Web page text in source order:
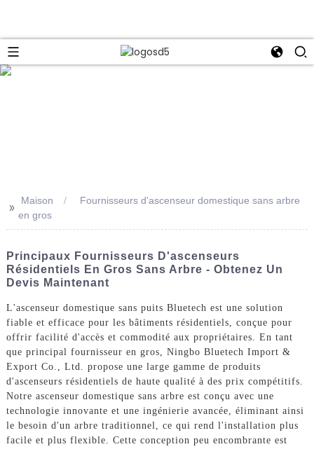
>> Maison
Fournisseurs d'ascenseur domestique sans arbre
en gros
Principaux Fournisseurs D'ascenseurs
Résidentiels En Gros Sans Arbre - Obtenez Un
Devis Maintenant
L'ascenseur domestique sans puits Bluetech est une solution
fiable et efficace pour les bâtiments résidentiels, conçue pour
offrir facilité d'accès et commodité aux propriétaires. En tant
que principal fournisseur en gros, Ningbo Bluetech Import &
Export Co., Ltd. propose une large gamme de produits
d'ascenseurs résidentiels de haute qualité à des prix compétitifs.
Notre ascenseur domestique sans arbre est conçu avec une
technologie innovante et une ingénierie avancée, éliminant ainsi
le besoin d'un arbre traditionnel, ce qui rend l'installation plus
facile et plus flexible. Cette conception peu encombrante est